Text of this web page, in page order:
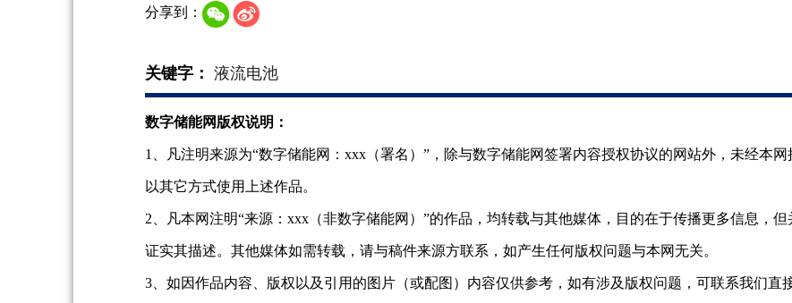
分享到：
关键字： 液流电池
数字储能网版权说明：
1、凡注明来源为“数字储能网：xxx（署名）”，除与数字储能网签署内容授权协议的网站外，未经本
以其它方式使用上述作品。
2、凡本网注明“来源：xxx（非数字储能网）”的作品，均转载与其他媒体，目的在于传播更多信息，
证实其描述。其他媒体如需转载，请与稿件来源方联系，如产生任何版权问题与本网无关。
3、如因作品内容、版权以及引用的图片（或配图）内容仅供参考，如有涉及版权问题，可联系我们直